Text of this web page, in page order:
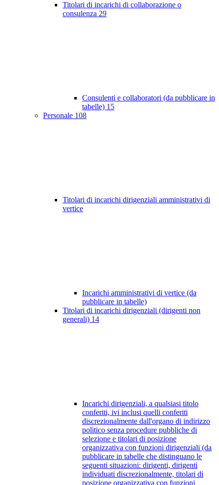
Titolari di incarichi di collaborazione o
consulenza 29
Consulenti e collaboratori (da pubblicare in
tabelle) 15
Personale 108
Titolari di incarichi dirigenziali amministrativi di
vertice
Incarichi amministrativi di vertice (da
pubblicare in tabelle)
Titolari di incarichi dirigenziali (dirigenti non
generali) 14
Incarichi dirigenziali, a qualsiasi titolo
conferiti, ivi inclusi quelli conferiti
discrezionalmente dall'organo di indirizzo
politico senza procedure pubbliche di
selezione e titolari di posizione
organizzativa con funzioni dirigenziali (da
pubblicare in tabelle che distinguano le
seguenti situazioni: dirigenti, dirigenti
individuati discrezionalmente, titolari di
posizione organizzativa con funzioni